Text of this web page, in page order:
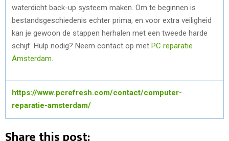
waterdicht back-up systeem maken. Om te beginnen is
bestandsgeschiedenis echter prima, en voor extra veiligheid
kan je gewoon de stappen herhalen met een tweede harde
schijf. Hulp nodig? Neem contact op met PC reparatie
Amsterdam
https://www.pcrefresh.com/contact/computer-
reparatie-amsterdam/